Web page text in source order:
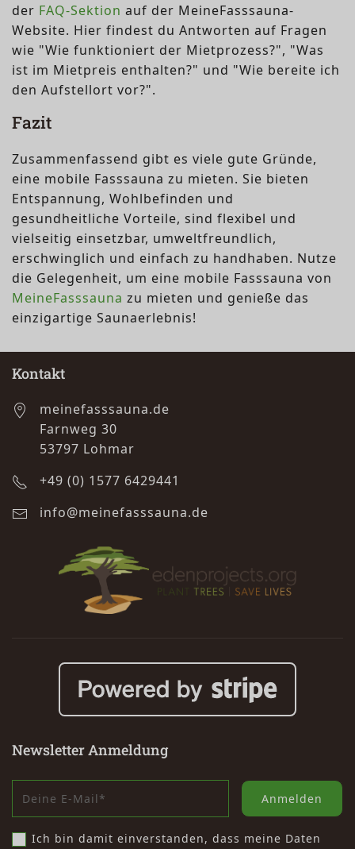
der FAQ-Sektion auf der MeineFasssauna-
Website. Hier findest du Antworten auf Fragen
wie "Wie funktioniert der Mietprozess?", "Was
ist im Mietpreis enthalten?" und "Wie bereite ich
den Aufstellort vor?".
Fazit
Zusammenfassend gibt es viele gute Gründe,
eine mobile Fasssauna zu mieten. Sie bieten
Entspannung, Wohlbefinden und
gesundheitliche Vorteile, sind flexibel und
vielseitig einsetzbar, umweltfreundlich,
erschwinglich und einfach zu handhaben. Nutze
die Gelegenheit, um eine mobile Fasssauna von
MeineFasssauna zu mieten und genieße das
einzigartige Saunaerlebnis!
Kontakt
meinefasssauna.de
Farnweg 30
53797 Lohmar
+49 (0) 1577 6429441
info@meinefasssauna.de
Newsletter Anmeldung
Anmelden
Ich bin damit einverstanden, dass meine Daten